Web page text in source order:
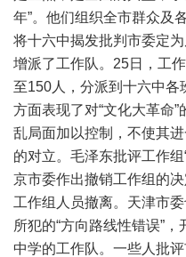
年”。他们组织全市群众及
将十六中揭发批判市委定
增派了工作队。25日，工
至150人，分派到十六中各
方面表现了对“文化大革命
乱局面加以控制，不使其
的对立。毛泽东批评工作
京市委作出撤销工作组的
工作组人员撤离。天津市
所犯的“方向路线性错误”
中学的工作队。一些人批